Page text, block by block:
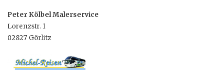
Peter Kölbel Malerservice
Lorenzstr. 1
02827 Görlitz